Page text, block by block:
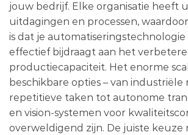
jouw bedrijf. Elke organisatie heeft
uitdagingen en processen,
is dat je automatiseringstechnologie
effectief bijdraagt aan het
productiecapaciteit. Het enorme
beschikbare opties – van industriële
repetitieve taken tot autonome
en vision-systemen voor
overweldigend zijn. De juiste keuze